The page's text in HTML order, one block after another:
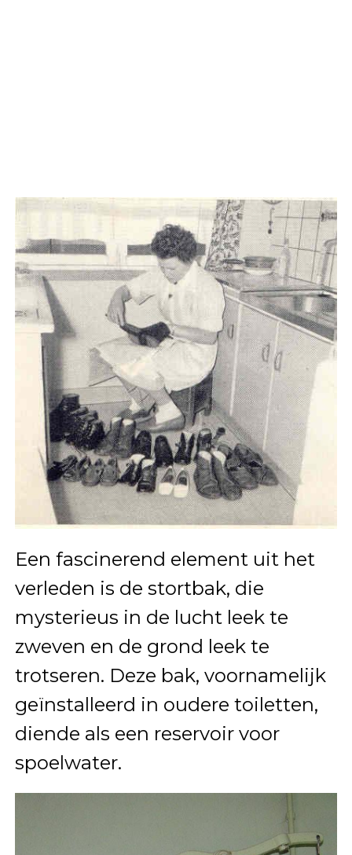
Een fascinerend element uit het
verleden is de stortbak, die
mysterieus in de lucht leek te
zweven en de grond leek te
trotseren. Deze bak, voornamelijk
geïnstalleerd in oudere toiletten,
diende als een reservoir voor
spoelwater.